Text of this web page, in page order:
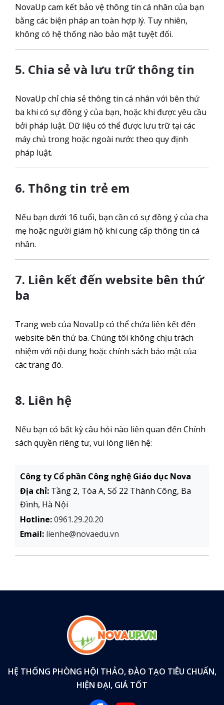
NovaUp cam kết bảo vệ thông tin cá nhân của bạn
bằng các biện pháp an toàn hợp lý. Tuy nhiên,
không có hệ thống nào bảo mật tuyệt đối.
5. Chia sẻ và lưu trữ thông tin
NovaUp chỉ chia sẻ thông tin cá nhân với bên thứ
ba khi có sự đồng ý của bạn, hoặc khi được yêu cầu
bởi pháp luật. Dữ liệu có thể được lưu trữ tại các
máy chủ trong hoặc ngoài nước theo quy định
pháp luật.
6. Thông tin trẻ em
Nếu bạn dưới 16 tuổi, bạn cần có sự đồng ý của cha
mẹ hoặc người giám hộ khi cung cấp thông tin cá
nhân.
7. Liên kết đến website bên thứ
ba
Trang web của NovaUp có thể chứa liên kết đến
website bên thứ ba. Chúng tôi không chịu trách
nhiệm với nội dung hoặc chính sách bảo mật của
các trang đó.
8. Liên hệ
Nếu bạn có bất kỳ câu hỏi nào liên quan đến Chính
sách quyền riêng tư, vui lòng liên hệ:
Công ty Cổ phần Công nghệ Giáo dục Nova
Địa chỉ: Tầng 2, Tòa A, Số 22 Thành Công, Ba
Đình, Hà Nội
Hotline:0961.29.20.20
Email: lienhe@novaedu.vn
HỆ THỐNG PHÒNG HỘI THẢO, ĐÀO TẠO TIÊU CHUẨN,
HIỆN ĐẠI, GIÁ TỐT